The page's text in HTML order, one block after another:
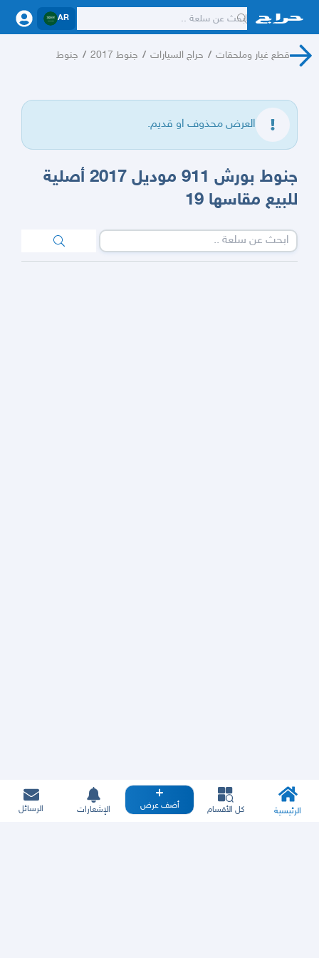
AR
قطع غيار وملحقات / حراج السيارات / جنوط 2017 / جنوط
العرض محذوف او قديم.
جنوط بورش 911 موديل 2017 أصلية
للبيع مقاسها 19
الرئيسية كل الأقسام أضف عرض الإشعارات الرسائل